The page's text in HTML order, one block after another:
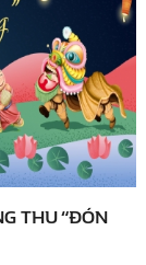
THU “ĐÓN